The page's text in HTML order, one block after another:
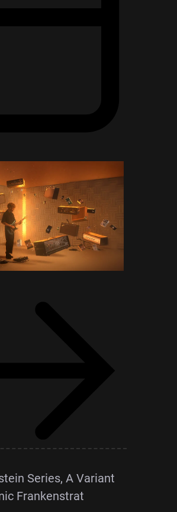
Series, A Variant
Frankenstrat